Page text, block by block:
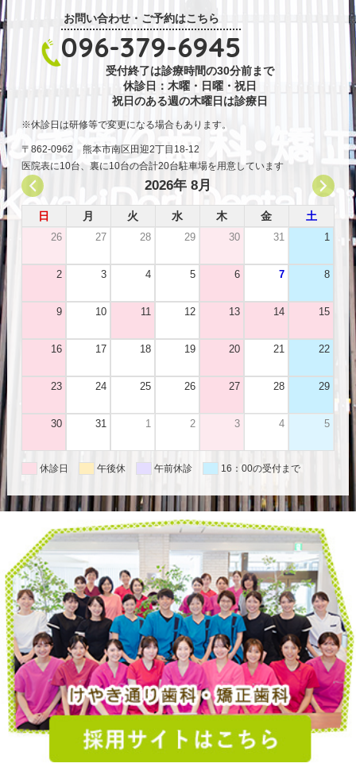
お問い合わせ・ご予約はこちら
096-379-6945
受付終了は診療時間の30分前まで
休診日：木曜・日曜・祝日
祝日のある週の木曜日は診療日
休診日は研修等で変更になる場合もあります。
〒862-0962 熊本市南区田迎2丁目18-12
医院表に10台、裏に10台の合計20台駐車場を用意しています
2026年 8月
日 月 火 水 木 金 土
26 27 28 29 30 31 1
2 3 4 5 6 7 8
9 10 11 12 13 14 15
16 17 18 19 20 21 22
23 24 25 26 27 28 29
30 31 1 2 3 4 5
休診日 午後休 午前休診 16：00の受付まで